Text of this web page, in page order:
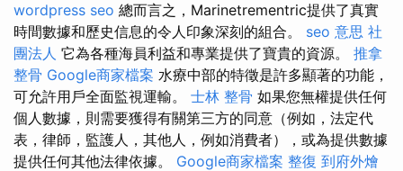
wordpress seo 總而言之，Marinetrementric提供了真實
時間數據和歷史信息的令人印象深刻的組合。 seo 意思 社
團法人 它為各種海員利益和專業提供了寶貴的資源。 推拿
整骨 Google商家檔案 水療中部的特徵是許多顯著的功能，
可允許用戶全面監視運輸。 士林 整骨 如果您無權提供任何
個人數據，則需要獲得有關第三方的同意（例如，法定代
表，律師，監護人，其他人，例如消費者），或為提供數據
提供任何其他法律依據。 Google商家檔案 整復 到府外燴